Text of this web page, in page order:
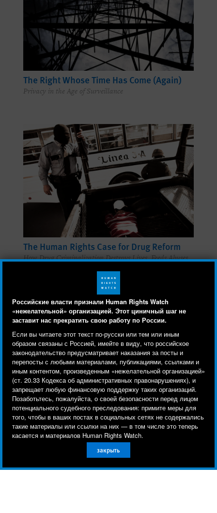
Российские власти признали Human Rights Watch
«нежелательной» организацией. Этот циничный шаг не
заставит нас прекратить свою работу по России.
Если вы читаете этот текст по-русски или тем или иным
образом связаны с Россией, имейте в виду, что российское
законодательство предусматривает наказания за посты и
перепосты с любыми материалами, публикациями, ссылками и
иным контентом, произведенным «нежелательной организацией»
(ст. 20.33 Кодекса об административных правонарушениях), и
запрещает любую финансовую поддержку таких организаций.
Позаботьтесь, пожалуйста, о своей безопасности перед лицом
потенциального судебного преследования: примите меры для
того, чтобы в ваших постах в социальных сетях не содержались
такие материалы или ссылки на них — в том числе это теперь
касается и материалов Human Rights Watch.
закрыть
The Right Whose Time Has Come (Again)
Privacy in the Age of Surveillance
The Human Rights Case for Drug Reform
How Drug Criminalization Destroys Lives, Feeds Abuses,
Подпишитесь на рассылку на
английском о ситуации с правами
человека в мире
Human Rights Watch cookie preferences
Мы используем файлы cookie, технологии
отслеживания и сторонние аналитические
инструменты, чтобы лучше понять, кто посещает
сайт, и улучшить ваш опыт взаимодействия с ним.
Используя наш сайт, вы соглашаетесь с этим.
Ознакомьтесь с нашей политикой
конфиденциальности,чтобы узнать, для чего
используются файлы cookie и как изменить ваши
настройки.